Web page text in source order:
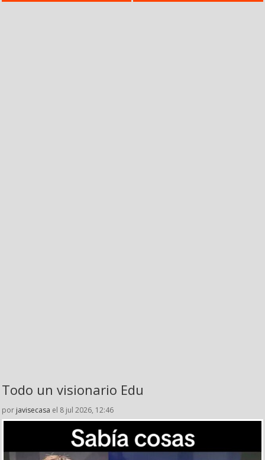
Todo un visionario Edu
por javisecasa el 8 jul 2026, 12:46